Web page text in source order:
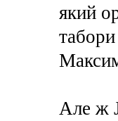
який
Але ж